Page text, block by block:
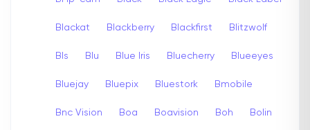
Blackat Blackberry Blackfirst Blitzwolf
Bls Blu Blue Iris Bluecherry Blueeyes
Bluejay Bluepix Bluestork Bmobile
Bnc Vision Boa Boavision Boh Bolin